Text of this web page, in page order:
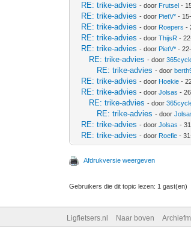
RE: trike-advies - door Frutsel -
RE: trike-advies - door PietV* -
RE: trike-advies - door Roepers -
RE: trike-advies - doorThijsR -
RE: trike-advies - door PietV* -
RE: trike-advies - door
RE: trike-advies - door
RE: trike-advies - door Hoekie -
RE: trike-advies - doorJolsas -
RE: trike-advies - door
RE: trike-advies - door
RE: trike-advies - doorJolsas -
RE: trike-advies - door Roefie -
Afdrukversie weergeven
Gebruikers die dit topic lezen: 1 gast(en)
Ligfietsers.nl Naar boven